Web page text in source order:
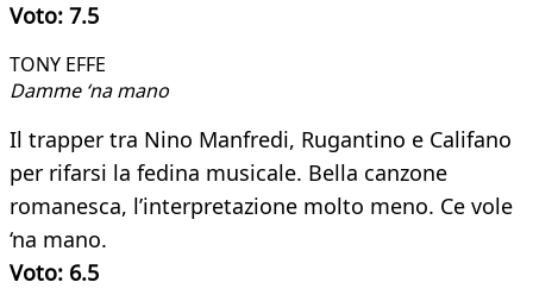
Voto: 7.5
TONY EFFE
Damme ‘na mano
Il trapper tra Nino Manfredi, Rugantino e Califano
per rifarsi la fedina musicale. Bella canzone
romanesca, l’interpretazione molto meno. Ce vole
‘na mano.
Voto: 6.5